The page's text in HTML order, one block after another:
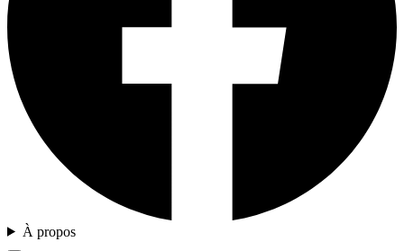
À propos